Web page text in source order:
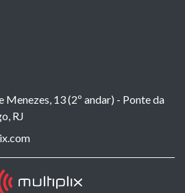
Menezes, 13 (2º andar) - Ponte da
RJ